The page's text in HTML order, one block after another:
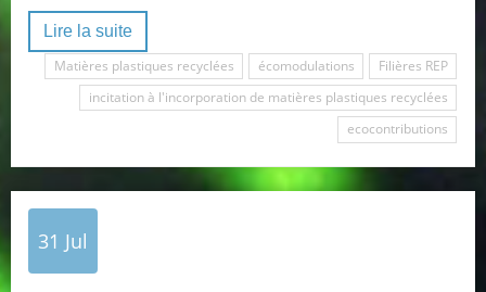
Lire la suite
Matières plastiques recyclées
écomodulations
Filières REP
incitation à l'incorporation de matières plastiques recyclées
ecocontributions
31 Jul